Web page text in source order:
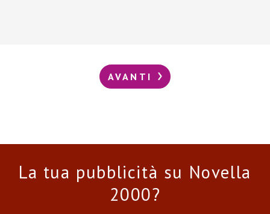
AVANTI
La tua pubblicità su Novella
2000?